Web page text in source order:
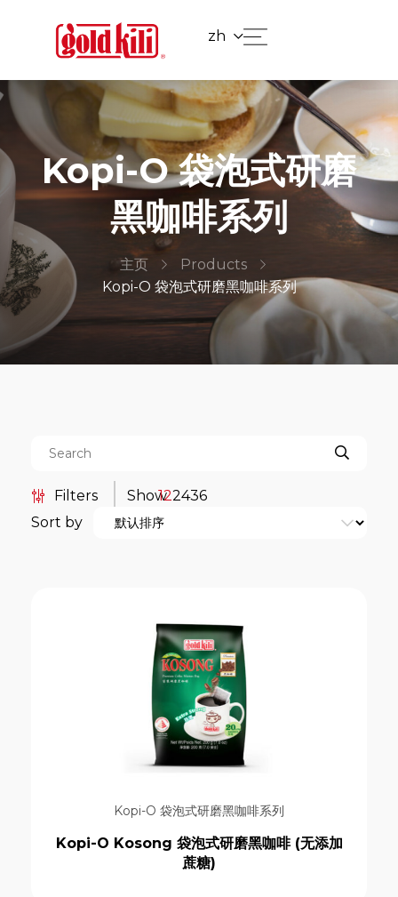
zh
Kopi-O 袋泡式研磨
黑咖啡系列
主页
Products
Kopi-O 袋泡式研磨黑咖啡系列
Filters
Duo-Brew Coffee Series
Kopi-O 袋泡式研磨黑咖啡系列
亚洲风味茶袋系列
传统 Kopi-O 袋泡式研磨黑咖啡系
南洋风味传统 Kopi 系列
即溶全谷燕麦片系列
即溶姜拿铁系列
即溶特浓白咖啡和奶茶系列
Show
122436
Sort by
Kopi-O 袋泡式研磨黑咖啡系列
Kopi-O Kosong 袋泡式研磨黑咖啡 (无添加
蔗糖)